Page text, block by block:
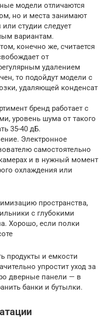
модели отличаются
но и места занимают
студии следует
вариантам.
конечно же, считается
от
удалением
то подойдут модели с
удаляющей конденсат
бренд работает с
уровень шума от такого
35-40 дБ.
Электронное
самостоятельно
камерах и в нужный момент
охлаждения или
пространства,
с глубокими
Хорошо, если полки
продукты и емкости
упростит уход за
дверные панели — в
банки и бутылки.